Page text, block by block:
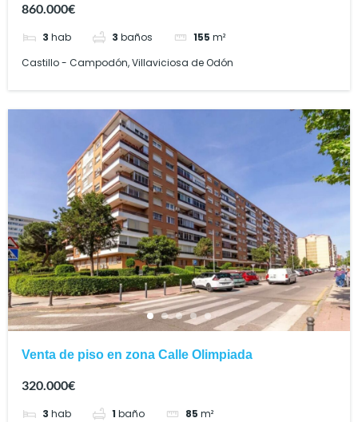
860.000€
3 hab 3 baños 155 m²
Castillo - Campodón, Villaviciosa de Odón
Venta de piso en zona Calle Olimpiada
320.000€
3 hab 1 baño 85 m²